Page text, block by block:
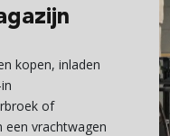
kopen, inladen
of
vrachtwagen